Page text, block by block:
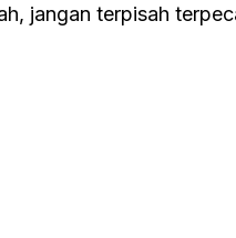
jangan terpisah